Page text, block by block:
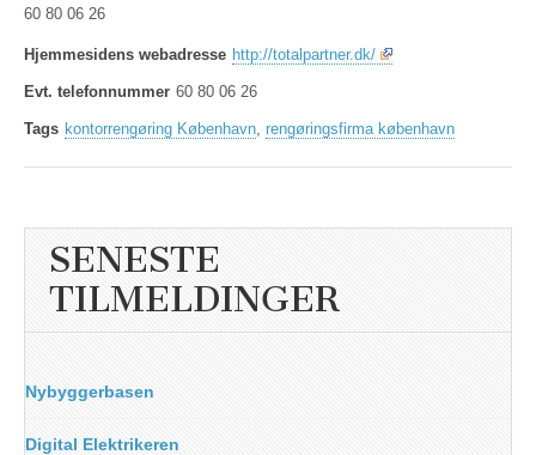
60 80 06 26
Hjemmesidens webadresse http://totalpartner.dk/
Evt. telefonnummer 60 80 06 26
Tags kontorrengøring København rengøringsfirma københavn
SENESTE
TILMELDINGER
Nybyggerbasen
Digital Elektrikeren